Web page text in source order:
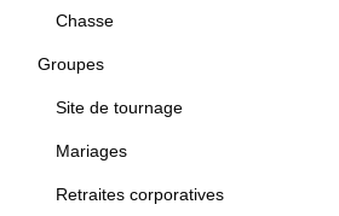
Chasse
Groupes
Site de tournage
Mariages
Retraites corporatives